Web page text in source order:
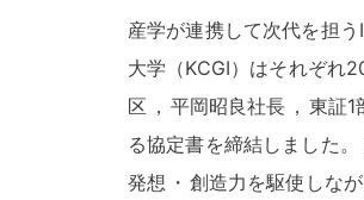
産学が連携して次代を担
大学（KCGI）はそれぞれ
区 ， 平岡昭良社長 ， 東証1
る協定書を締結しました 。
発想 ・ 創造力を駆使しな